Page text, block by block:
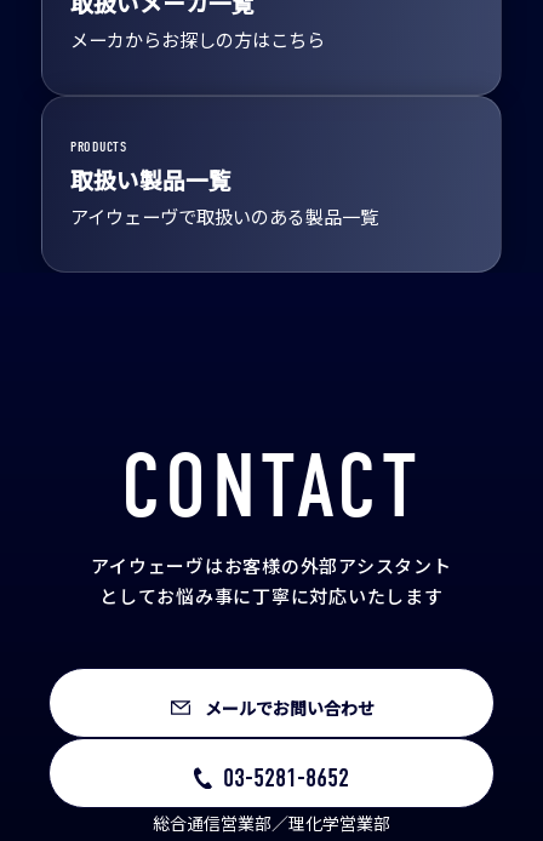
メーカからお探しの方はこちら
PRODUCTS
取扱い製品一覧
アイウェーヴで取扱いのある製品一覧
CONTACT
アイウェーヴはお客様の外部アシスタント
としてお悩み事に丁寧に対応いたします
メールでお問い合わせ
03-5281-8652
総合通信営業部／理化学営業部